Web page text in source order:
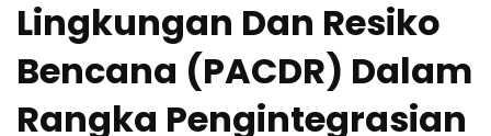
Lingkungan Dan Resiko
Bencana (PACDR) Dalam
Rangka Pengintegrasian